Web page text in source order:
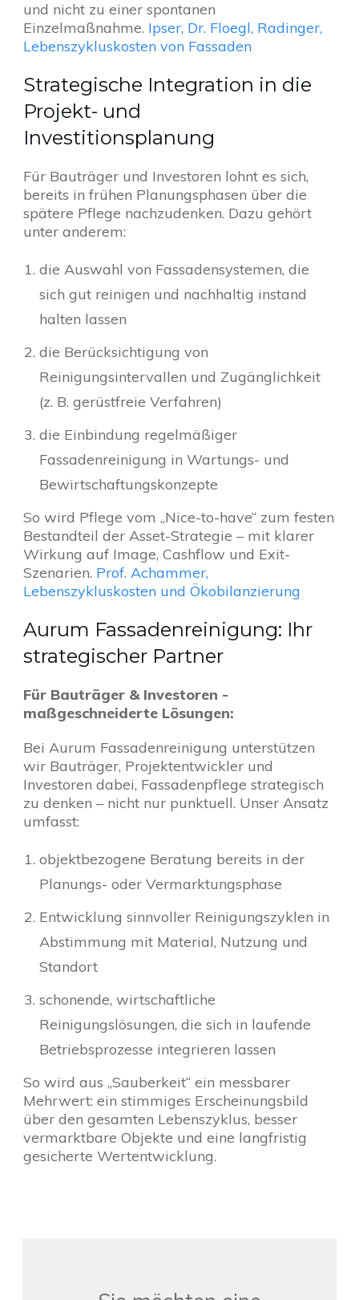
und nicht zu einer spontanen
Einzelmaßnahme. Ipser, Dr. Floegl, Radinger,
Lebenszykluskosten von Fassaden
Strategische Integration in die
Projekt- und
Investitionsplanung
Für Bauträger und Investoren lohnt es sich,
bereits in frühen Planungsphasen über die
spätere Pflege nachzudenken. Dazu gehört
unter anderem:
die Auswahl von Fassadensystemen, die
sich gut reinigen und nachhaltig instand
halten lassen
die Berücksichtigung von
Reinigungsintervallen und Zugänglichkeit
(z. B. gerüstfreie Verfahren)
die Einbindung regelmäßiger
Fassadenreinigung in Wartungs- und
Bewirtschaftungskonzepte
So wird Pflege vom „Nice-to-have“ zum festen
Bestandteil der Asset-Strategie – mit klarer
Wirkung auf Image, Cashflow und Exit-
Szenarien. Prof. Achammer,
Lebenszykluskosten und Ökobilanzierung
Aurum Fassadenreinigung: Ihr
strategischer Partner
Für Bauträger & Investoren -
maßgeschneiderte Lösungen:
Bei Aurum Fassadenreinigung unterstützen
wir Bauträger, Projektentwickler und
Investoren dabei, Fassadenpflege strategisch
zu denken – nicht nur punktuell. Unser Ansatz
umfasst:
objektbezogene Beratung bereits in der
Planungs- oder Vermarktungsphase
Entwicklung sinnvoller Reinigungszyklen in
Abstimmung mit Material, Nutzung und
Standort
schonende, wirtschaftliche
Reinigungslösungen, die sich in laufende
Betriebsprozesse integrieren lassen
So wird aus „Sauberkeit“ ein messbarer
Mehrwert: ein stimmiges Erscheinungsbild
über den gesamten Lebenszyklus, besser
vermarktbare Objekte und eine langfristig
gesicherte Wertentwicklung.